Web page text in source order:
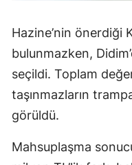
Hazine’nin önerdiği
bulunmazken,
seçildi. Toplam
taşınmazların
görüldü.
Mahsuplaşma